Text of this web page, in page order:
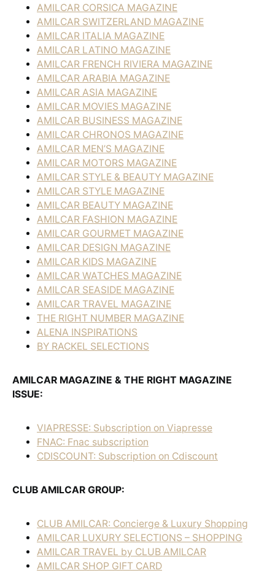
AMILCAR CORSICA MAGAZINE
AMILCAR SWITZERLAND MAGAZINE
AMILCAR ITALIA MAGAZINE
AMILCAR LATINO MAGAZINE
AMILCAR FRENCH RIVIERA MAGAZINE
AMILCAR ARABIA MAGAZINE
AMILCAR ASIA MAGAZINE
AMILCAR MOVIES MAGAZINE
AMILCAR BUSINESS MAGAZINE
AMILCAR CHRONOS MAGAZINE
AMILCAR MEN’S MAGAZINE
AMILCAR MOTORS MAGAZINE
AMILCAR STYLE & BEAUTY MAGAZINE
AMILCAR STYLE MAGAZINE
AMILCAR BEAUTY MAGAZINE
AMILCAR FASHION MAGAZINE
AMILCAR GOURMET MAGAZINE
AMILCAR DESIGN MAGAZINE
AMILCAR KIDS MAGAZINE
AMILCAR WATCHES MAGAZINE
AMILCAR SEASIDE MAGAZINE
AMILCAR TRAVEL MAGAZINE
THE RIGHT NUMBER MAGAZINE
ALENA INSPIRATIONS
BY RACKEL SELECTIONS
AMILCAR MAGAZINE & THE RIGHT MAGAZINE
ISSUE:
VIAPRESSE: Subscription on Viapresse
FNAC: Fnac subscription
CDISCOUNT: Subscription on Cdiscount
CLUB AMILCAR GROUP:
CLUB AMILCAR: Concierge & Luxury Shopping
AMILCAR LUXURY SELECTIONS – SHOPPING
AMILCAR TRAVEL by CLUB AMILCAR
AMILCAR SHOP GIFT CARD